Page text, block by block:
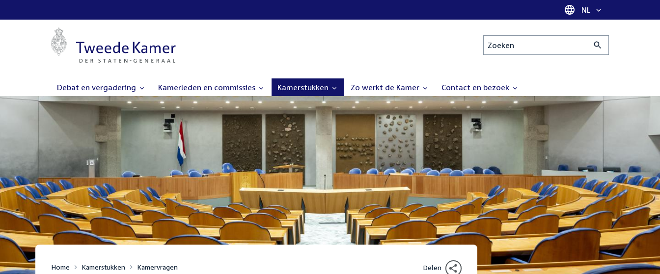
Taal selectie
NL
Zoeken
Debat en vergadering Kamerleden en commissies Kamerstukken Zo werkt de Kamer Contact en bezoek
Home Kamerstukken Kamervragen Delen